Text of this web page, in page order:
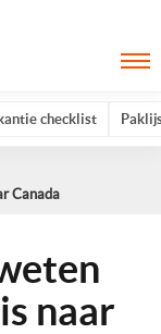
checklist
Canada
naar